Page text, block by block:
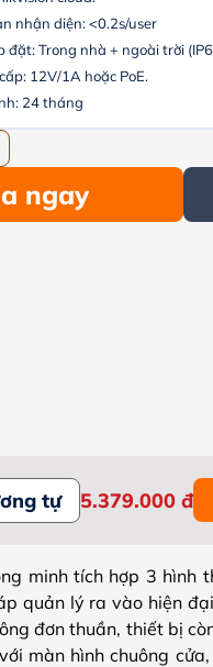
nhận diện: <0.2s/user
đặt: Trong nhà + ngoài trời
12V/1A hoặc PoE.
24 tháng
ngay
tự 5.379.000 đ
minh tích hợp 3 hình
quản lý ra vào hiện
đơn thuần, thiết bị
màn hình chuông